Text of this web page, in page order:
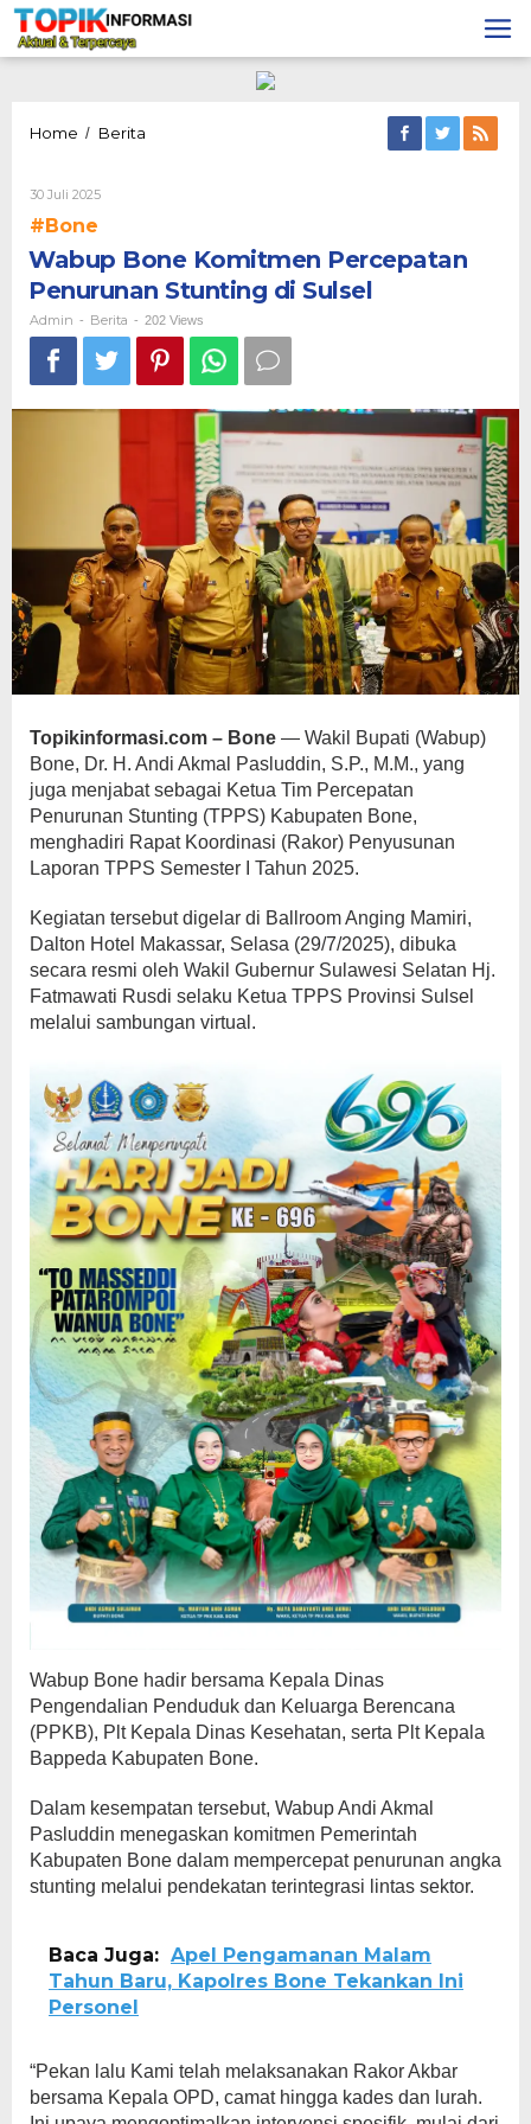
Lewati
konten
Home / Berita
di
Sulsel
30 Juli 2025Oleh
#Bone
Wabup Bone Komitmen Percepatan
Penurunan Stunting di Sulsel
Admin - Berita - 202 Views
Topikinformasi.com – Bone — Wakil Bupati (Wabup)
Bone, Dr. H. Andi Akmal Pasluddin, S.P., M.M., yang
juga menjabat sebagai Ketua Tim Percepatan
Penurunan Stunting (TPPS) Kabupaten Bone,
menghadiri Rapat Koordinasi (Rakor) Penyusunan
Laporan TPPS Semester I Tahun 2025.
Kegiatan tersebut digelar di Ballroom Anging Mamiri,
Dalton Hotel Makassar, Selasa (29/7/2025), dibuka
secara resmi oleh Wakil Gubernur Sulawesi Selatan Hj.
Fatmawati Rusdi selaku Ketua TPPS Provinsi Sulsel
melalui sambungan virtual.
Wabup Bone hadir bersama Kepala Dinas
Pengendalian Penduduk dan Keluarga Berencana
(PPKB), Plt Kepala Dinas Kesehatan, serta Plt Kepala
Bappeda Kabupaten Bone.
Dalam kesempatan tersebut, Wabup Andi Akmal
Pasluddin menegaskan komitmen Pemerintah
Kabupaten Bone dalam mempercepat penurunan angka
stunting melalui pendekatan terintegrasi lintas sektor.
Baca Juga: Apel Pengamanan Malam
Tahun Baru, Kapolres Bone Tekankan Ini
Personel
“Pekan lalu Kami telah melaksanakan Rakor Akbar
bersama Kepala OPD, camat hingga kades dan lurah.